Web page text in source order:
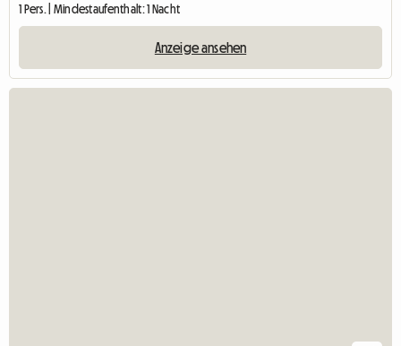
1 Pers. | Mindestaufenthalt: 1 Nacht
Anzeige ansehen